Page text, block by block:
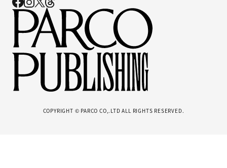
COPYRIGHT © PARCO CO,.LTD ALL RIGHTS RESERVED.